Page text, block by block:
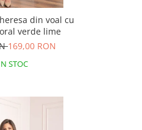
din voal cu
verde lime
169,00 RON
STOC